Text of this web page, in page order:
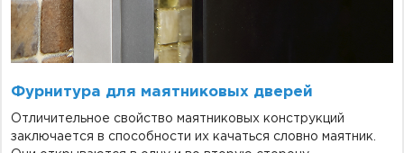
Фурнитура для маятниковых дверей
Отличительное свойство маятниковых конструкций
заключается в способности их качаться словно маятник.